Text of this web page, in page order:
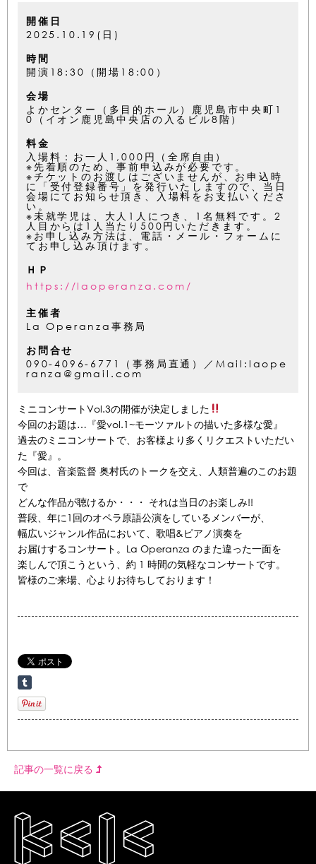
開催日
2025.10.19(日)
時間
開演18:30（開場18:00）
会場
よかセンター（多目的ホール）鹿児島市中央町1
0（イオン鹿児島中央店の入るビル8階）
料金
入場料：お一人1,000円（全席自由）
※先着順のため、事前申込みが必要です。
※チケットのお渡しはございませんが、お申込時
に「受付登録番号」を発行いたしますので、当日
会場にてお知らせ頂き、入場料をお支払いくださ
い。
※未就学児は、大人1人につき、1名無料です。2
人目からは1人当たり500円いただきます。
※お申し込み方法は、電話・メール・フォームに
てお申し込み頂けます。
ＨＰ
https://laoperanza.com/
主催者
La Operanza事務局
お問合せ
090-4096-6771（事務局直通）／Mail:laope
ranza@gmail.com
ミニコンサートVol.3の開催が決定しました
今回のお題は…『愛vol.1~モーツァルトの描いた多様な愛』
過去のミニコンサートで、お客様より多くリクエストいただい
た『愛』。
今回は、音楽監督 奥村氏のトークを交え、人類普遍のこのお題
で
どんな作品が聴けるか・・・ それは当日のお楽しみ!!
普段、年に1回のオペラ原語公演をしているメンバーが、
幅広いジャンル作品において、歌唱&ピアノ演奏を
お届けするコンサート。La Operanza のまた違った一面を
楽しんで頂こうという、約 1 時間の気軽なコンサートです。
皆様のご来場、心よりお待ちしております！
記事の一覧に戻る